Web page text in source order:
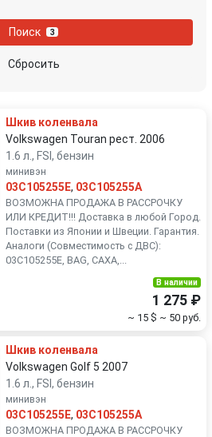
Opel
Skoda
Suzuki
Volkswagen
Поиск 3
Сбросить
Шкив коленвала
Volkswagen Touran рест. 2006
1.6 л., FSI, бензин
минивэн
03C105255E, 03C105255A
ВОЗМОЖНА ПРОДАЖА В РАССРОЧКУ
ИЛИ КРЕДИТ!!! Доставка в любой Город.
Поставки из Японии и Швеции. Гарантия.
Аналоги (Совместимость с ДВС):
03C105255E, BAG, CAXA,...
В наличии
1 275 ₽
~ 15 $ ~ 50 руб.
Шкив коленвала
Volkswagen Golf 5 2007
1.6 л., FSI, бензин
минивэн
03C105255E, 03C105255A
ВОЗМОЖНА ПРОДАЖА В РАССРОЧКУ